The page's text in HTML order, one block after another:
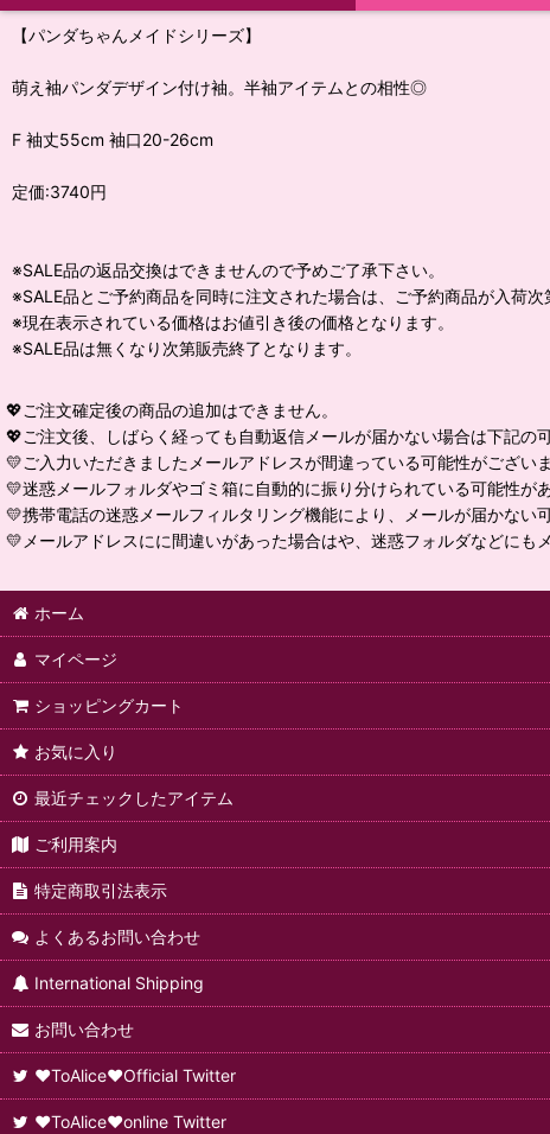
【パンダちゃんメイドシリーズ】
萌え袖パンダデザイン付け袖。半袖アイテムとの相性◎
F 袖丈55cm 袖口20-26cm
定価:3740円
※SALE品の返品交換はできませんので予めご了承下さい。
※SALE品とご予約商品を同時に注文された場合は、ご予約商品が入荷次
※現在表示されている価格はお値引き後の価格となります。
※SALE品は無くなり次第販売終了となります。
💖ご注文確定後の商品の追加はできません。
💖ご注文後、しばらく経っても自動返信メールが届かない場合は下記の
💛ご入力いただきましたメールアドレスが間違っている可能性がございま
💛迷惑メールフォルダやゴミ箱に自動的に振り分けられている可能性が
💛携帯電話の迷惑メールフィルタリング機能により、メールが届かない
💛メールアドレスにに間違いがあった場合はや、迷惑フォルダなどにも
ホーム
マイページ
ショッピングカート
お気に入り
最近チェックしたアイテム
ご利用案内
特定商取引法表示
よくあるお問い合わせ
International Shipping
お問い合わせ
♥ToAlice♥Official Twitter
♥ToAlice♥online Twitter